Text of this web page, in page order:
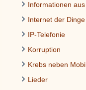
Informationen
Internet der
IP-Telefonie
Korruption
Krebs neben
Lieder